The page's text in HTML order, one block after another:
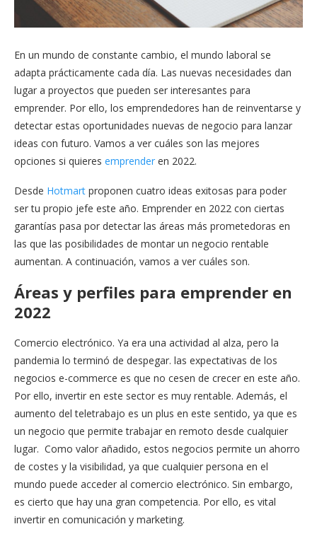
En un mundo de constante cambio, el mundo laboral se
adapta prácticamente cada día. Las nuevas necesidades dan
lugar a proyectos que pueden ser interesantes para
emprender. Por ello, los emprendedores han de reinventarse y
detectar estas oportunidades nuevas de negocio para lanzar
ideas con futuro. Vamos a ver cuáles son las mejores
opciones si quieres emprender en 2022.
Desde Hotmart proponen cuatro ideas exitosas para poder
ser tu propio jefe este año. Emprender en 2022 con ciertas
garantías pasa por detectar las áreas más prometedoras en
las que las posibilidades de montar un negocio rentable
aumentan. A continuación, vamos a ver cuáles son.
Áreas y perfiles para emprender en
2022
Comercio electrónico. Ya era una actividad al alza, pero la
pandemia lo terminó de despegar. las expectativas de los
negocios e-commerce es que no cesen de crecer en este año.
Por ello, invertir en este sector es muy rentable. Además, el
aumento del teletrabajo es un plus en este sentido, ya que es
un negocio que permite trabajar en remoto desde cualquier
lugar. Como valor añadido, estos negocios permite un ahorro
de costes y la visibilidad, ya que cualquier persona en el
mundo puede acceder al comercio electrónico. Sin embargo,
es cierto que hay una gran competencia. Por ello, es vital
invertir en comunicación y marketing.